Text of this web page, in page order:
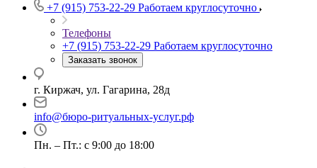
+7 (915) 753-22-29 Работаем круглосуточно
Телефоны
+7 (915) 753-22-29 Работаем круглосуточно
Заказать звонок
г. Киржач, ул. Гагарина, 28д
info@бюро-ритуальных-услуг.рф
Пн. – Пт.: с 9:00 до 18:00